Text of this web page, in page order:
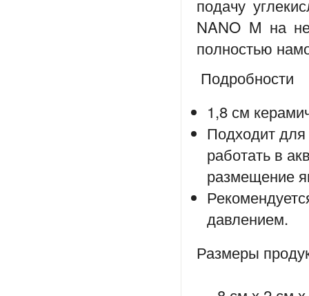
подачу
NANO M на
полностью
Подробности
1,8 см
Подходит для
работать в
размещение
давлением.
Размеры